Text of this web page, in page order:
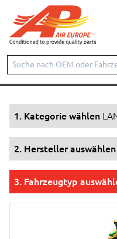
Start Produkte
1. Kategorie wählen
2. Hersteller auswählen
3. Fahrzeugtyp